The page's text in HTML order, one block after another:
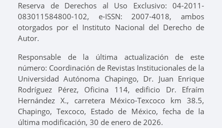
Reserva de Derechos al Uso Exclusivo: 04-2011-
083011584800-102, e-ISSN: 2007-4018, ambos
otorgados por el Instituto Nacional del Derecho de
Autor.
Responsable de la última actualización de este
número: Coordinación de Revistas Institucionales de la
Universidad Autónoma Chapingo, Dr. Juan Enrique
Rodríguez Pérez, Oficina 114, edificio Dr. Efraím
Hernández X., carretera México-Texcoco km 38.5,
Chapingo, Texcoco, Estado de México, fecha de la
última modificación, 30 de enero de 2026.